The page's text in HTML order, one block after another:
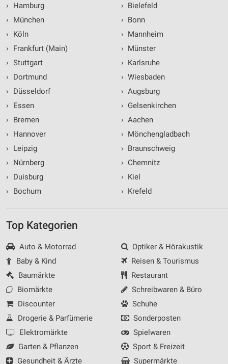
›
Hamburg
›
München
›
Köln
›
Frankfurt (Main)
› Stuttgart
›
Dortmund
›
Düsseldorf
›
Essen
›
Bremen
›
Hannover
›
Leipzig
›
Nürnberg
›
Duisburg
›
Bochum
› Bielefeld
› Bonn
› Mannheim
› Münster
› Karlsruhe
› Wiesbaden
› Augsburg
› Gelsenkirchen
› Aachen
› Mönchengladbach
› Braunschweig
› Chemnitz
› Kiel
› Krefeld
Top Kategorien
Auto & Motorrad
Baby & Kind
Baumärkte
Biomärkte
Discounter
Drogerie & Parfümerie
Elektromärkte
Garten & Pflanzen
Gesundheit & Ärzte
Optiker & Hörakustik
Reisen & Tourismus
Restaurant
Schreibwaren & Büro
Schuhe
Sonderposten
Spielwaren
Sport & Freizeit
Supermärkte